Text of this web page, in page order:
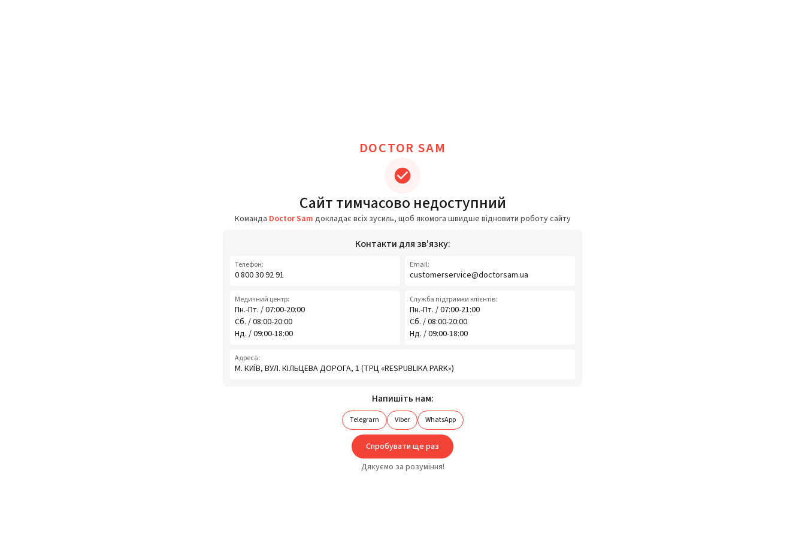
DOCTOR SAM
Сайт тимчасово недоступний
Команда Doctor Sam докладає всіх зусиль, щоб якомога швидше відновити роботу сайту
Контакти для зв'язку:
Телефон:
0 800 30 92 91
Email:
customerservice@doctorsam.ua
Медичний центр:
Пн.-Пт. / 07:00-20:00
Сб. / 08:00-20:00
Нд. / 09:00-18:00
Служба підтримки клієнтів:
Пн.-Пт. / 07:00-21:00
Сб. / 08:00-20:00
Нд. / 09:00-18:00
Адреса:
М. КИЇВ, ВУЛ. КІЛЬЦЕВА ДОРОГА, 1 (ТРЦ «RESPUBLIKA PARK»)
Напишіть нам:
Telegram Viber WhatsApp
Спробувати ще раз
Дякуємо за розуміння!